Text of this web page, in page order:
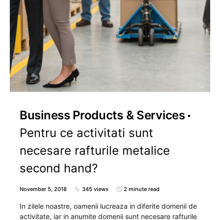
Business Products & Services
Pentru ce activitati sunt
necesare rafturile metalice
second hand?
November 5, 2018 345 views 2 minute read
In zilele noastre, oamenii lucreaza in diferite domenii de
activitate, iar in anumite domenii sunt necesare rafturile